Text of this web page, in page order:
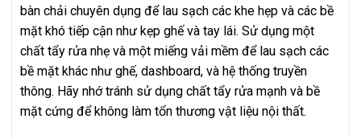
bàn chải chuyên dụng để lau sạch các khe hẹp và các bề
mặt khó tiếp cận như kẹp ghế và tay lái. Sử dụng một
chất tẩy rửa nhẹ và một miếng vải mềm để lau sạch các
bề mặt khác như ghế, dashboard, và hệ thống truyền
thông. Hãy nhớ tránh sử dụng chất tẩy rửa mạnh và bề
mặt cứng để không làm tổn thương vật liệu nội thất.